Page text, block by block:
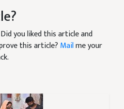
you liked this article and
this article? Mailme your